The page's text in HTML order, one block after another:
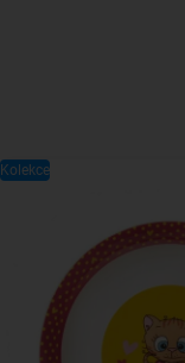
Kolekce